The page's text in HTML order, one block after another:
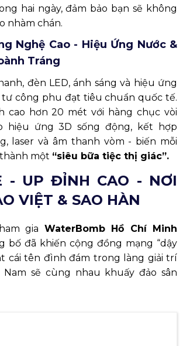
hai ngày, đảm bảo bạn sẽ không
nhàm chán.
Nghệ Cao - Hiệu Ứng Nước &
Tráng
đèn LED, ánh sáng và hiệu ứng
công phu đạt tiêu chuẩn quốc tế.
cao hơn 20 mét với hàng chục vòi
hiệu ứng 3D sống động, kết hợp
laser và âm thanh vòm - biến mỗi
một “siêu bữa tiệc thị giác”.
- UP ĐỈNH CAO - NƠI
VIỆT & SAO HÀN
gia WaterBomb Hồ Chí Minh
bố đã khiến cộng đồng mạng “dậy
cái tên đình đám trong làng giải trí
Nam sẽ cùng nhau khuấy đảo sân